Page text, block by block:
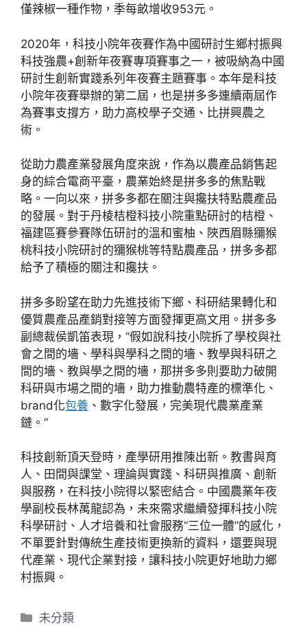
僅辣椒一種作物，季每畝增收953元。
2020年，科技小院年夜賽作為中國研討生鄉村振興
科技強農+創新年夜賽專項賽事之一，被吸納為中國
研討生創新實踐系列年夜賽主題賽事。本年是科技
小院年夜賽舉辦的第二屆，也是拼多多連續兩屆作
為賽事支撐方，助力高校學子交通、比拼興農之
術。
從助力農產業發展角度來說，作為以農產品銷售起
身的綜合電商平臺，農業始終是拼多多的焦點戰
略。一向以來，拼多多都在關注與攙扶特點農產品
的發展。對于丹棱桔橙科技小院重點研討的桔橙、
福建區賽參賽隊伍研討的溫和蜜柚、陜西眉縣獼猴
桃科技小院研討的獼猴桃等特點農產品，拼多多都
給予了積極的關注和攙扶。
拼多多盼望在助力先進技術下鄉、科研結果轉化和
優質農產品產銷對接等方面發揮更高文用。拼多多
副總裁侯凱笛表現，“假如說科技小院拆了學校與社
會之間的墻、學科與學科之間的墻、教學與科研之
間的墻、教與學之間的墻，那拼多多則要助力破開
科研與市場之間的墻，助力推動農特產的標準化、
brand化包養 、數字化發展，完美現代農業產業
鏈。”
科技創新頂天登時，產學研用推陳出新。教書與育
人、田間與課堂、理論與實踐、科研與推廣、創新
與服務，在科技小院得以緊密結合。中國農業年夜
學副校長林萬龍認為，未來需求繼續發揮科技小院
科學研討、人才培養和社會服務“三位一體”的感化，
不單要針對傳統生產技術更換新的資料，還要與現
代產業、現代企業對接，讓科技小院更好地助力鄉
村振興。
分
未分類